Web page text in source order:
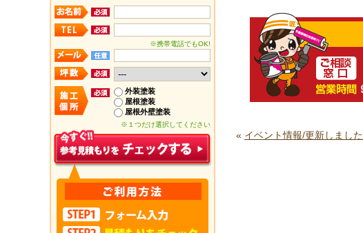
« イベント情報/更新しました
※携帯電話でもOK!
外装塗装
屋根塗装
屋根外壁塗装
※１つだけ選択してください